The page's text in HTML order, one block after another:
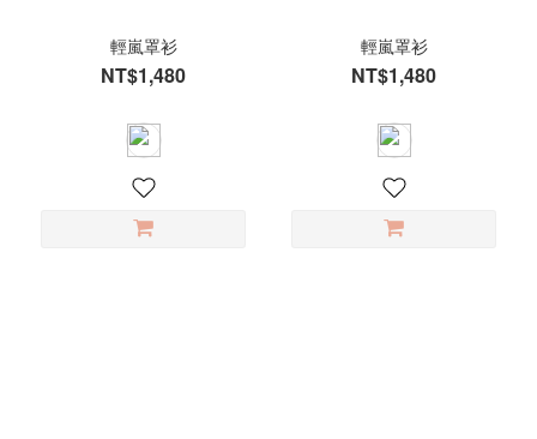
輕嵐罩衫
NT$1,480
輕嵐罩衫
NT$1,480